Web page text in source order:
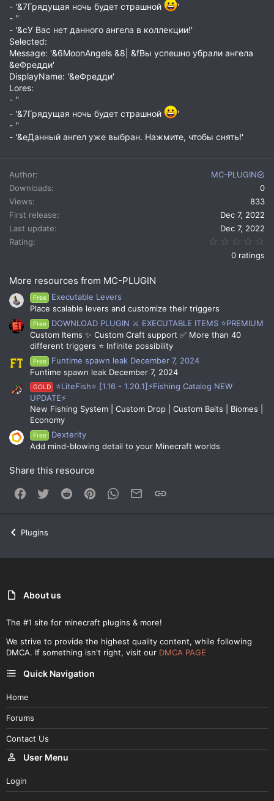
- '&7Грядущая ночь будет страшной
'
- ''
- '&cУ Вас нет данного ангела в коллекции!'
Selected:
Message: '&6MoonAngels &8| &fВы успешно убрали ангела
&eФредди'
DisplayName: '&eФредди'
Lores:
- ''
- '&7Грядущая ночь будет страшной
'
- ''
- '&eДанный ангел уже выбран. Нажмите, чтобы снять!'
Author
MC-PLUGIN
Downloads
0
Views
833
First release
Dec 7, 2022
Last update
Dec 7, 2022
Rating
0 ratings
More resources from MC-PLUGIN
Free
Executable Levers
Place scalable levers and customize their triggers
Free
DOWNLOAD PLUGIN ⚔️ EXECUTABLE ITEMS ⭐PREMIUM
Custom Items ✨ Custom Craft support ✅ More than 40
different triggers ⭐ Infinite possibility
Free
Funtime spawn leak December 7, 2024
Funtime spawn leak December 7, 2024
GOLD
⭐LiteFish⭐ [1.16 - 1.20.1]⚡Fishing Catalog NEW
UPDATE⚡
New Fishing System | Custom Drop | Custom Baits | Biomes |
Economy
Free
Dexterity
Add mind-blowing detail to your Minecraft worlds
Share this resource
Facebook
Twitter Reddit PinterestWhatsApp
Email
Plugins
About us
The #1 site for minecraft plugins & more!
We strive to provide the highest quality content, while following
DMCA. If something isn't right, visit our DMCA PAGE
Quick Navigation
Home
Forums
Contact Us
User Menu
Login